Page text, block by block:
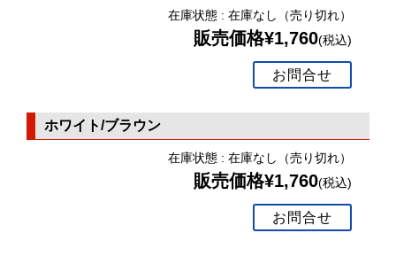
在庫状態 : 在庫なし（売り切れ）
販売価格¥1,760(税込)
お問合せ
ホワイト/ブラウン
在庫状態 : 在庫なし（売り切れ）
販売価格¥1,760(税込)
お問合せ